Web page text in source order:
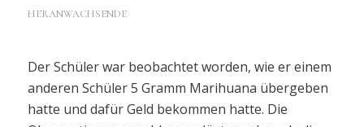
HERANWACHSENDE
Der Schüler war beobachtet worden, wie er einem
anderen Schüler 5 Gramm Marihuana übergeben
hatte und dafür Geld bekommen hatte. Die